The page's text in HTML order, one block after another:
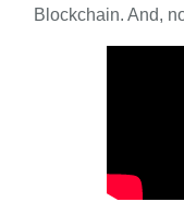
Blockchain. And,